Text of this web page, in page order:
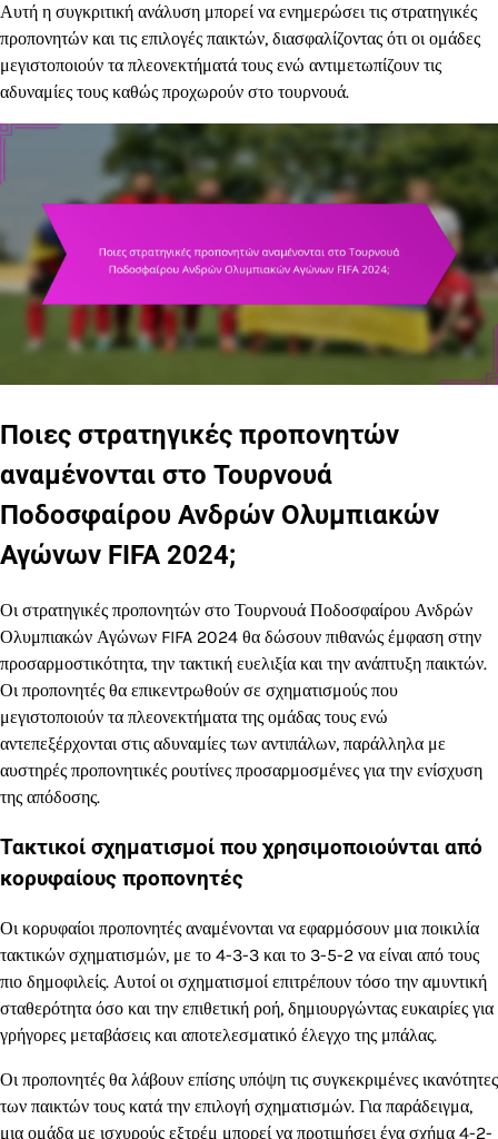
Αυτή η συγκριτική ανάλυση μπορεί να ενημερώσει τις στρατηγικές
προπονητών και τις επιλογές παικτών, διασφαλίζοντας ότι οι ομάδες
μεγιστοποιούν τα πλεονεκτήματά τους ενώ αντιμετωπίζουν τις
αδυναμίες τους καθώς προχωρούν στο τουρνουά.
Ποιες στρατηγικές προπονητών
αναμένονται στο Τουρνουά
Ποδοσφαίρου Ανδρών Ολυμπιακών
Αγώνων FIFA 2024;
Οι στρατηγικές προπονητών στο Τουρνουά Ποδοσφαίρου Ανδρών
Ολυμπιακών Αγώνων FIFA 2024 θα δώσουν πιθανώς έμφαση στην
προσαρμοστικότητα, την τακτική ευελιξία και την ανάπτυξη παικτών.
Οι προπονητές θα επικεντρωθούν σε σχηματισμούς που
μεγιστοποιούν τα πλεονεκτήματα της ομάδας τους ενώ
αντεπεξέρχονται στις αδυναμίες των αντιπάλων, παράλληλα με
αυστηρές προπονητικές ρουτίνες προσαρμοσμένες για την ενίσχυση
της απόδοσης.
Τακτικοί σχηματισμοί που χρησιμοποιούνται από
κορυφαίους προπονητές
Οι κορυφαίοι προπονητές αναμένονται να εφαρμόσουν μια ποικιλία
τακτικών σχηματισμών, με το 4-3-3 και το 3-5-2 να είναι από τους
πιο δημοφιλείς. Αυτοί οι σχηματισμοί επιτρέπουν τόσο την αμυντική
σταθερότητα όσο και την επιθετική ροή, δημιουργώντας ευκαιρίες για
γρήγορες μεταβάσεις και αποτελεσματικό έλεγχο της μπάλας.
Οι προπονητές θα λάβουν επίσης υπόψη τις συγκεκριμένες ικανότητες
των παικτών τους κατά την επιλογή σχηματισμών. Για παράδειγμα,
μια ομάδα με ισχυρούς εξτρέμ μπορεί να προτιμήσει ένα σχήμα 4-2-